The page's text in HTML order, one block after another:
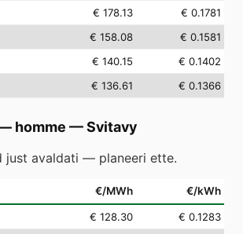
€ 178.13
€ 0.1781
€ 158.08
€ 0.1581
€ 140.15
€ 0.1402
€ 136.61 € 0.1366
homme —Svitavy
just avaldati — planeeri ette.
€/MWh €/kWh
€ 128.30
€ 0.1283